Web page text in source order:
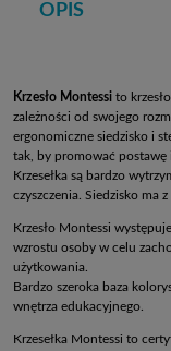
OPIS
Krzesło Montessi to
zależności od swojego
ergonomiczne siedzisko i
tak, by promować
Krzesełka są bardzo
czyszczenia. Siedzisko ma
Krzesło Montessi
wzrostu osoby w celu
użytkowania.
Bardzo szeroka baza
wnętrza edukacyjnego.
Krzesełka Montessi to